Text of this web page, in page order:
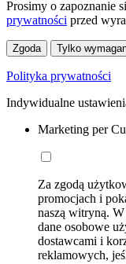
Prosimy o zapoznanie
prywatności przed
Zgoda Tylko
Polityka prywatności
Indywidualne
Marketing per
Za zgodą
promocjach i
naszą witryną.
dane osobowe
dostawcami i
reklamowych,